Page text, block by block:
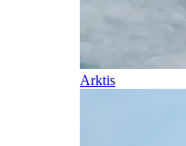
Arktis